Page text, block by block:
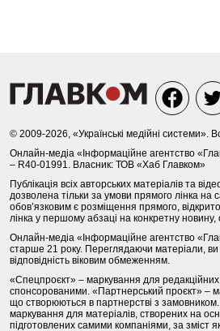
© 2009-2026, «Українські медійні системи».
Онлайн-медіа «Інформаційне агентство
– R40-01991. Власник: ТОВ «Хаб Главком»
Публікація всіх авторських матеріалів та
дозволена тільки за умови прямого лінка на
обов’язковим є розміщення прямого,
лінка у першому абзаці на конкретну новину,
Онлайн-медіа «Інформаційне агентство
старше 21 року. Переглядаючи матеріали,
відповідність віковим обмеженням.
«Спецпроєкт» – маркування для редакційних
спонсорованими. «Партнерський проєкт» –
що створюються в партнерстві з
маркування для матеріалів, створених на
підготовлених самими компаніями, за зміст